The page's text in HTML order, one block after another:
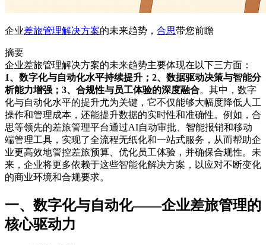
企业差旅管理解决方案的未来趋势， 合思带您前瞻
摘要
企业差旅管理解决方案的未来趋势主要体现在以下三方面：
1、数字化与自动化水平持续提升；2、数据驱动决策与智能分
析能力增强；3、合规性与员工体验的深度融合。其中，数字
化与自动化水平的提升尤为关键，它不仅能够大幅度降低人工
操作和管理成本，还能提升数据的实时性和准确性。例如，合
思等领先的差旅管理平台通过AI自动审批、智能报销和移动
端管理工具，实现了全流程无纸化和一站式服务，从而帮助企
业更高效地管控差旅预算、优化员工体验，并确保合规性。未
来，企业将更多依赖于这些智能化解决方案，以应对不断变化
的商业环境和合规要求。
一、数字化与自动化——企业差旅管理的
核心驱动力